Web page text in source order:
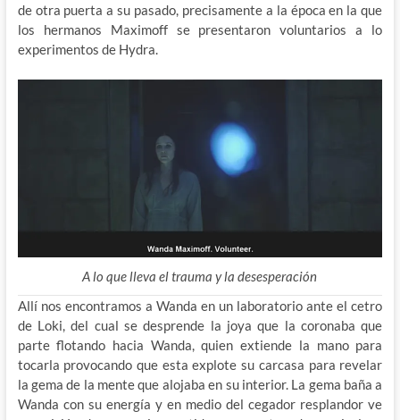
de otra puerta a su pasado, precisamente a la época en la que
los hermanos Maximoff se presentaron voluntarios a lo
experimentos de Hydra.
A lo que lleva el trauma y la desesperación
Allí nos encontramos a Wanda en un laboratorio ante el cetro
de Loki, del cual se desprende la joya que la coronaba que
parte flotando hacia Wanda, quien extiende la mano para
tocarla provocando que esta explote su carcasa para revelar
la gema de la mente que alojaba en su interior. La gema baña a
Wanda con su energía y en medio del cegador resplandor ve